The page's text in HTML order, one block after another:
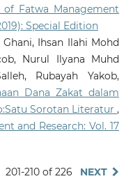
of Fatwa Management
Special Edition
Ihsan Ilahi Mohd
Nurul Ilyana Muhd
Rubayah Yakob,
Dana Zakat dalam
Sorotan Literatur,
and Research: Vol. 17
201-210 of 226 NEXT